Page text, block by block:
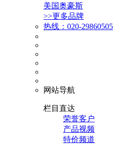
美国奥豪斯
>>更多品牌
热线：020-29860505
网站导航
栏目直达
荣誉客户
产品视频
特价频道